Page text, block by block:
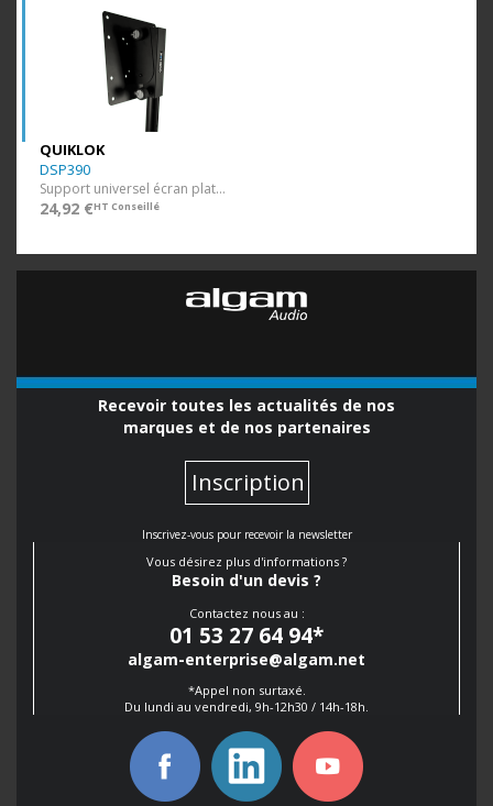
QUIKLOK
DSP390
Support universel écran plat jusqu'à 40”.
24,92 €HT Conseillé
Recevoir toutes les actualités de nos
marques et de nos partenaires
Inscription
Inscrivez-vous pour recevoir la newsletter
Vous désirez plus d'informations ?
Besoin d'un devis ?
Contactez nous au :
01 53 27 64 94*
algam-enterprise@algam.net
*Appel non surtaxé.
Du lundi au vendredi, 9h-12h30 / 14h-18h.